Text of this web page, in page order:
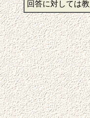
回答に対しては